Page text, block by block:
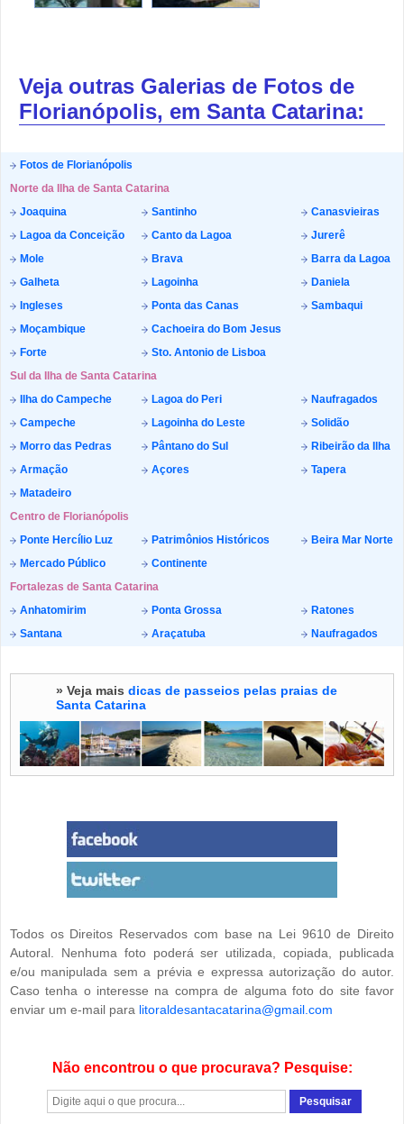
Veja outras Galerias de Fotos de
Florianópolis, em Santa Catarina:
Fotos de Florianópolis
Norte da Ilha de Santa Catarina
Joaquina
Santinho
Canasvieiras
Lagoa da Conceição
Canto da Lagoa
Jurerê
Mole
Brava
Barra da Lagoa
Galheta
Lagoinha
Daniela
Ingleses
Ponta das Canas
Sambaqui
Moçambique
Cachoeira do Bom Jesus
Forte
Sto. Antonio de Lisboa
Sul da Ilha de Santa Catarina
Ilha do Campeche
Lagoa do Peri
Naufragados
Campeche
Lagoinha do Leste
Solidão
Morro das Pedras
Pântano do Sul
Ribeirão da Ilha
Armação
Açores
Tapera
Matadeiro
Centro de Florianópolis
Ponte Hercílio Luz
Patrimônios Históricos
Beira Mar Norte
Mercado Público
Continente
Fortalezas de Santa Catarina
Anhatomirim
Ponta Grossa
Ratones
Santana
Araçatuba Naufragados
» Veja mais dicas de passeios pelas praias de
Santa Catarina
Todos os Direitos Reservados com base na Lei 9610 de Direito
Autoral. Nenhuma foto poderá ser utilizada, copiada, publicada
e/ou manipulada sem a prévia e expressa autorização do autor.
Caso tenha o interesse na compra de alguma foto do site favor
enviar um e-mail para litoraldesantacatarina@gmail.com
Não encontrou o que procurava? Pesquise: